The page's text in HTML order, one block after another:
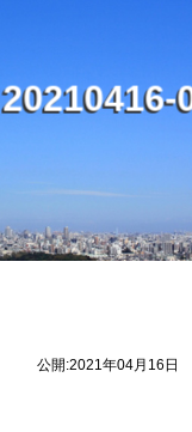
20210416-
公開:2021年04月16日